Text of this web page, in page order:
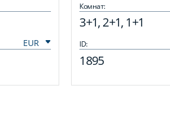
Комнат:
3+1, 2+1, 1+1
ID:
1895